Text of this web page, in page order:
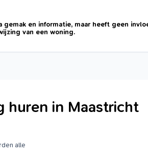
en informatie, maar heeft geen
van een woning.
huren in Maastricht
alle